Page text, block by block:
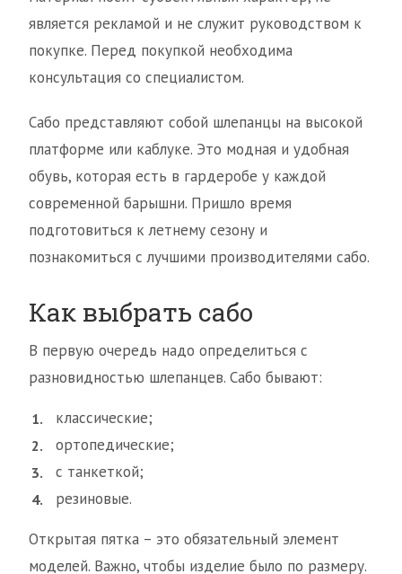
является рекламой и не служит руководством к
покупке. Перед покупкой необходима
консультация со специалистом.
Сабо представляют собой шлепанцы на высокой
платформе или каблуке. Это модная и удобная
обувь, которая есть в гардеробе у каждой
современной барышни. Пришло время
подготовиться к летнему сезону и
познакомиться с лучшими производителями сабо.
Как выбрать сабо
В первую очередь надо определиться с
разновидностью шлепанцев. Сабо бывают:
классические;
ортопедические;
с танкеткой;
резиновые.
Открытая пятка – это обязательный элемент
моделей. Важно, чтобы изделие было по размеру.